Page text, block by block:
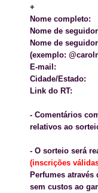
+
Nome completo:
Nome de
Nome de
(exemplo:
E-mail:
Cidade/Estado:
Link do RT:
- Comentários
relativos ao
- O sorteio será
(inscrições
Perfumes através
sem custos ao